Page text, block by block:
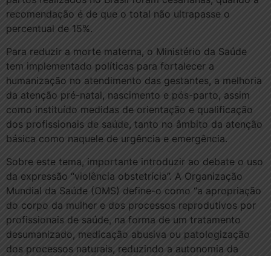
recomendação é de que o total não ultrapasse o
percentual de 15%.
Para reduzir a morte materna, o Ministério da Saúde
tem implementado políticas para fortalecer a
humanização no atendimento das gestantes, a melhoria
da atenção pré-natal, nascimento e pós-parto, assim
como instituído medidas de orientação e qualificação
dos profissionais de saúde, tanto no âmbito da atenção
básica como naquele de urgência e emergência.
Sobre este tema, importante introduzir ao debate o uso
da expressão “violência obstetrícia”. A Organização
Mundial da Saúde (OMS) define-o como “a apropriação
do corpo da mulher e dos processos reprodutivos por
profissionais de saúde, na forma de um tratamento
desumanizado, medicação abusiva ou patologização
dos processos naturais, reduzindo a autonomia da